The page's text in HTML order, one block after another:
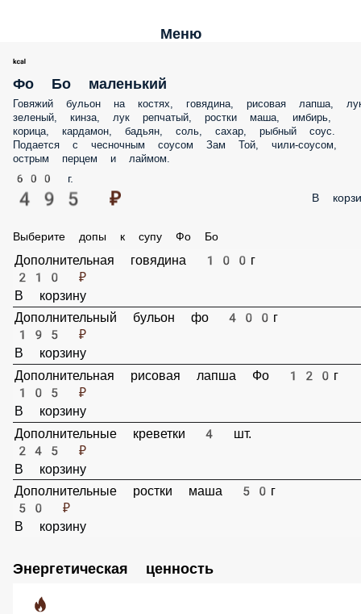
Меню
Фо Бо маленький
Говяжий бульон на костях, говядина, рисовая лапша, лук зеленый,
кинза, лук репчатый, ростки маша, имбирь, корица, кардамон,
соль, сахар, рыбный соус. Подается с чесночным соусом Зам Той,
чили-соусом, острым перцем и лаймом.
600 г.
495 ₽
Дополнительная говядина 100г
210 ₽
В корзину
Дополнительный бульон фо 400г
195 ₽
В корзину
Дополнительная рисовая лапша Фо 120г
105 ₽
В корзину
Дополнительные креветки 4 шт.
245 ₽
В корзину
50 ₽